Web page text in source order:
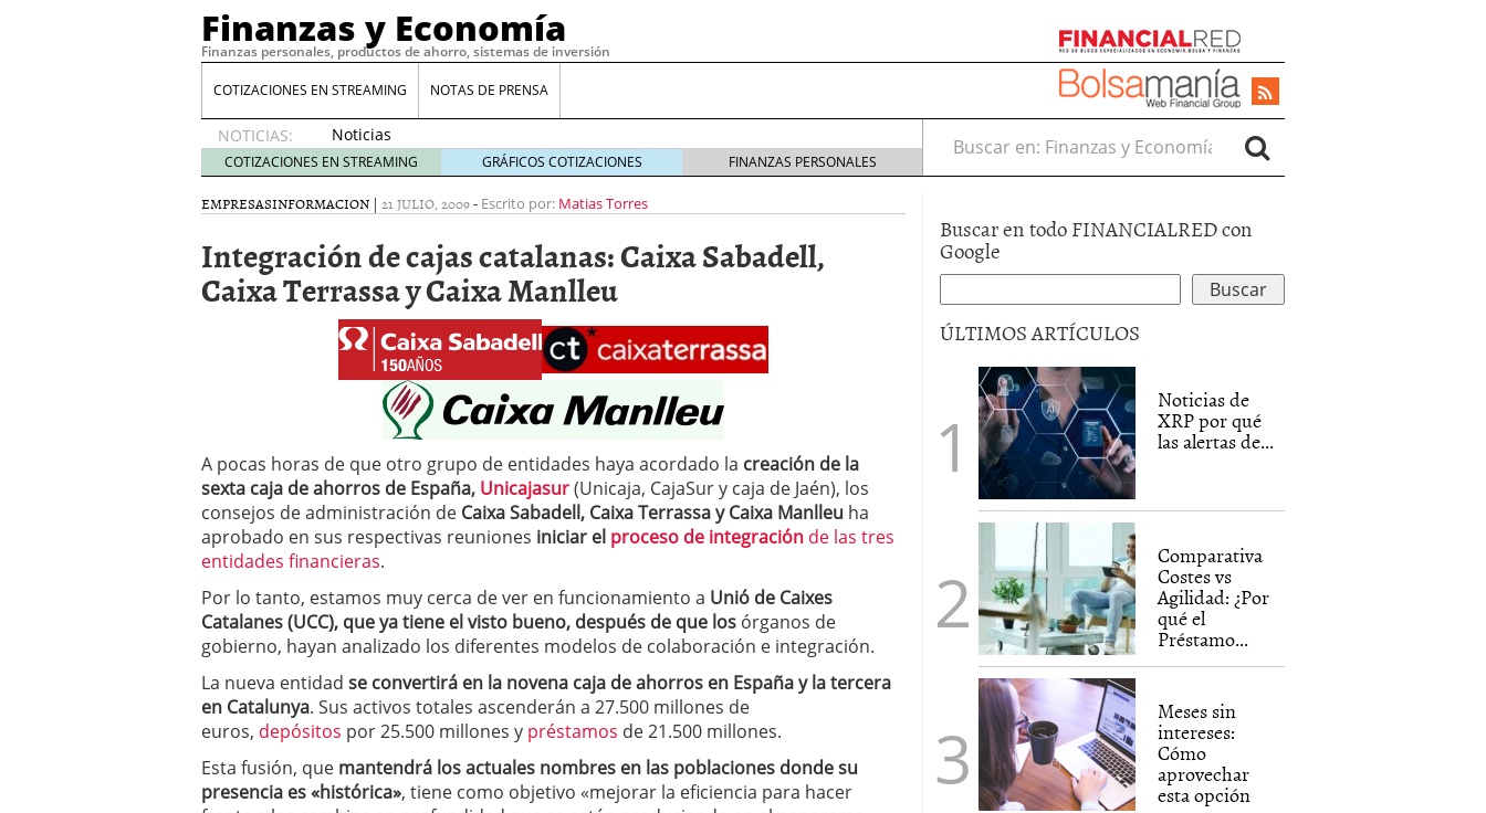
Finanzas y Economía
Finanzas personales, productos de ahorro, sistemas de inversión
COTIZACIONES EN STREAMING NOTAS DE PRENSA
NOTICIAS:
Noticias
de XRP
por qué
las
de
whales
suelen
tarde
16
de abril
de 2026
Comparativa Costes vs Agilidad: ¿Por qué el Préstamo Promotor privado
acelera la rentabilidad? 12 de diciembre de 2025
Meses sin intereses: Cómo aprovechar esta opción para gestionar tus
compras 24 de noviembre de 2025
Planificar tu herencia también es una decisión financiera: cómo anticiparte
a los costes 21 de noviembre de 2025
¿Cuánto cuesta un software punto de venta? 3 de octubre de 2025
COTIZACIONES EN STREAMING GRÁFICOS COTIZACIONES FINANZAS PERSONALES
Buscar en:
EMPRESASINFORMACION | 21 JULIO, 2009- Escrito por: Matias Torres
Integración de cajas catalanas: Caixa Sabadell,
Caixa Terrassa y Caixa Manlleu
A pocas horas de que otro grupo de entidades haya acordado la creación de la
sexta caja de ahorros de España, Unicajasur(Unicaja, CajaSur y caja de Jaén), los
consejos de administración de Caixa Sabadell, Caixa Terrassa y Caixa Manlleu ha
aprobado en sus respectivas reuniones iniciar el proceso de integración de las tres
entidades financieras.
Por lo tanto, estamos muy cerca de ver en funcionamiento a Unió de Caixes
Catalanes (UCC), que ya tiene el visto bueno, después de que los órganos de
gobierno, hayan analizado los diferentes modelos de colaboración e integración.
La nueva entidad se convertirá en la novena caja de ahorros en España y la tercera
en Catalunya. Sus activos totales ascenderán a 27.500 millones de
euros, depósitos por 25.500 millones y préstamos de 21.500 millones.
Esta fusión, que mantendrá los actuales nombres en las poblaciones donde su
presencia es «histórica», tiene como objetivo «mejorar la eficiencia para hacer
Buscar en todo FINANCIALRED con
Google
ÚLTIMOS ARTÍCULOS
Noticias de
XRP por qué
las alertas de...
Comparativa
Costes vs
Agilidad: ¿Por
qué el
Préstamo...
Meses sin
intereses:
Cómo
aprovechar
esta opción